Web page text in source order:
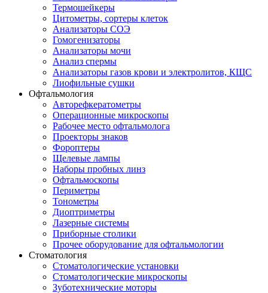
Термошейкеры
Цитометры, сортеры клеток
Анализаторы СОЭ
Гомогенизаторы
Анализаторы мочи
Анализ спермы
Анализаторы газов крови и электролитов, КЩС
Лиофильные сушки
Офтальмология
Авторефкератометры
Операционные микроскопы
Рабочее место офтальмолога
Проекторы знаков
Фороптеры
Щелевые лампы
Наборы пробных линз
Офтальмоскопы
Периметры
Тонометры
Диоптриметры
Лазерные системы
Приборные столики
Прочее оборудование для офтальмологии
Стоматология
Стоматологические установки
Стоматологические микроскопы
Зуботехнические моторы